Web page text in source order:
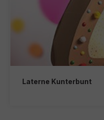
Laterne Kunterbunt